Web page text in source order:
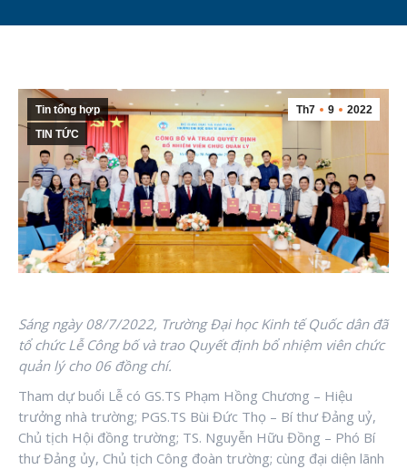
Th7 9 2022
Tin tổng hợp
TIN TỨC
Sáng ngày 08/7/2022, Trường Đại học Kinh tế Quốc dân đã
tổ chức Lễ Công bố và trao Quyết định bổ nhiệm viên chức
quản lý cho 06 đồng chí.
Tham dự buổi Lễ có GS.TS Phạm Hồng Chương – Hiệu
trưởng nhà trường; PGS.TS Bùi Đức Thọ – Bí thư Đảng uỷ,
Chủ tịch Hội đồng trường; TS. Nguyễn Hữu Đồng – Phó Bí
thư Đảng ủy, Chủ tịch Công đoàn trường; cùng đại diện lãnh